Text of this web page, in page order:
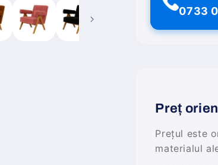
0733
Preț
Prețul este
materialul